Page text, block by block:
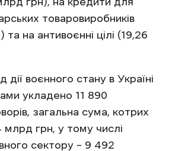
товаровиробників
на антивоєнні цілі (19,26
дії воєнного стану в Україні
укладено 11 890
загальна сума, котрих
млрд грн, у тому числі
сектору – 9 492